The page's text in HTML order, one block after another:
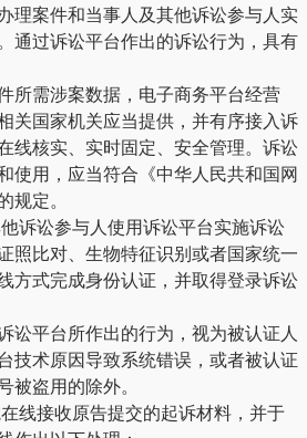
理案件和当事人及其他诉讼参与人实
通过诉讼平台作出的诉讼行为，具有
需涉案数据，电子商务平台经营
关国家机关应当提供，并有序接入诉
线核实、实时固定、安全管理。诉讼
使用，应当符合《中华人民共和国网
规定。
诉讼参与人使用诉讼平台实施诉讼
照比对、生物特征识别或者国家统一
方式完成身份认证，并取得登录诉讼
平台所作出的行为，视为被认证人
技术原因导致系统错误，或者被认证
被盗用的除外。
线接收原告提交的起诉材料，并于